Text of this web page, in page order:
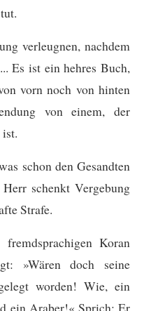
verleugnen, nachdem
Es ist ein hehres Buch,
vorn noch von hinten
von einem, der
schon den Gesandten
schenkt Vergebung
Strafe.
Koran
»Wären doch seine
worden! Wie, ein
ein Araber!« Sprich: Er